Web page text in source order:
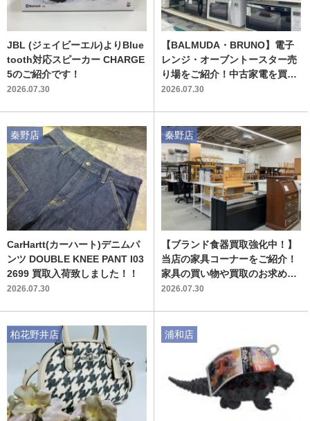
JBL (ジェイビーエル)よりBlue
tooth対応スピーカー CHARGE
5のご紹介です！
2026.07.30
【BALMUDA・BRUNO】電子
レンジ・オーブントースター売
り場をご紹介！中古家電を買う
のも売るのもトレファク東浦和
2026.07.30
CarHartt(カーハート)デニムパ
ンツ DOUBLE KNEE PANT I03
2699 買取入荷致しました！！
2026.07.30
秦野店
【ブランド食器買取強化中！】
当店の家具コーナーをご紹介！
家具の買い物や買取のお求めな
らトレファクへ！
2026.07.30
秦野店
柏花野井店 浦和店